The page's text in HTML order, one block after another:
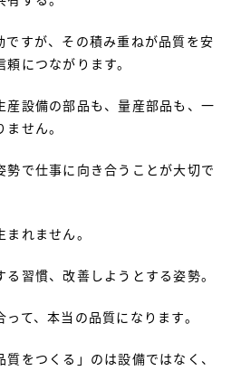
ですが、その積み重ねが品質を安
につながります。
産設備の部品も、量産部品も、一
せん。
勢で仕事に向き合うことが大切で
れません。
習慣、改善しようとする姿勢。
て、本当の品質になります。
質をつくる」のは設備ではなく、